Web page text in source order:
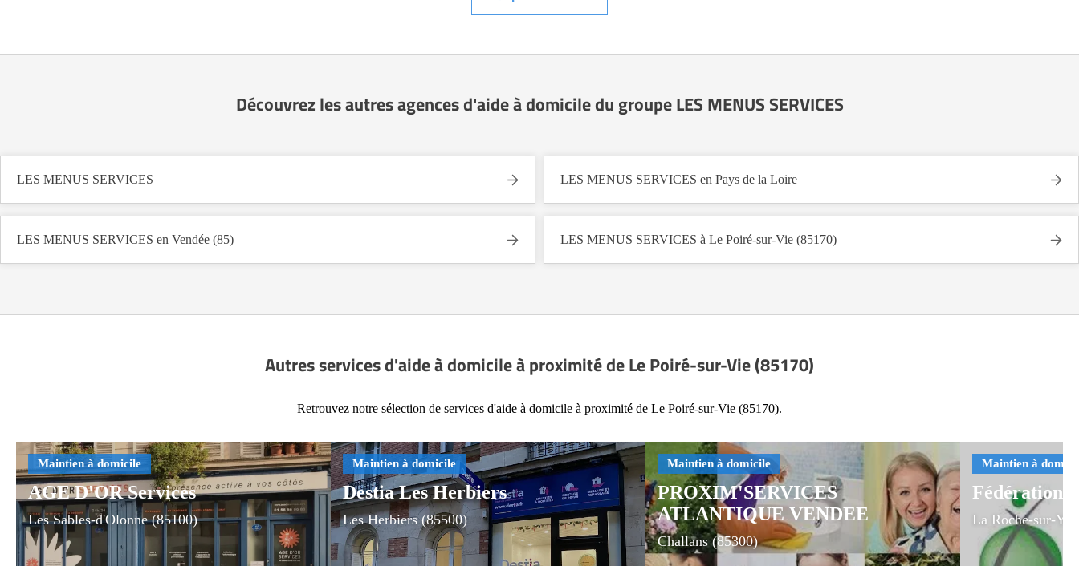
Découvrez les autres agences d'aide à domicile du groupe LES MENUS SERVICES
LES MENUS SERVICES LES MENUS SERVICES en Pays de la Loire
LES MENUS SERVICES en Vendée (85) LES MENUS SERVICES à Le Poiré-sur-Vie (85170)
Autres services d'aide à domicile à proximité de Le Poiré-sur-Vie (85170)
Retrouvez notre sélection de services d'aide à domicile à proximité de Le Poiré-sur-Vie (85170).
AGE D'OR Services
Les Sables-d'Olonne (85100)
Destia Les Herbiers
Les Herbiers (85500)
PROXIM'SERVICES
ATLANTIQUE VENDEE
Challans (85300)
Fédération
La Roche-sur-